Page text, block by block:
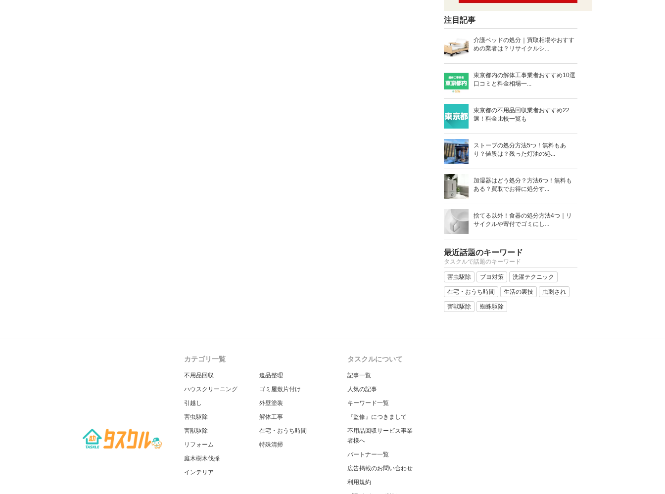
注目記事
介護ベッドの処分｜買取相場やおすす
めの業者は？リサイクルシ...
東京都内の解体工事業者おすすめ10選
口コミと料金相場一...
東京都の不用品回収業者おすすめ22
選！料金比較一覧も
ストーブの処分方法5つ！無料もあ
り？値段は？残った灯油の処...
加湿器はどう処分？方法6つ！無料も
ある？買取でお得に処分す...
捨てる以外！食器の処分方法4つ｜リ
サイクルや寄付でゴミにし...
最近話題のキーワード
タスクルで話題のキーワード
害虫駆除 ブヨ対策 洗濯テクニック
在宅・おうち時間 生活の裏技 虫刺され
害獣駆除 蜘蛛駆除
カテゴリ一覧
不用品回収
ハウスクリーニング
引越し
害虫駆除
害獣駆除
リフォーム
庭木樹木伐採
インテリア
遺品整理
ゴミ屋敷片付け
外壁塗装
解体工事
在宅・おうち時間
特殊清掃
タスクルについて
記事一覧
人気の記事
キーワード一覧
『監修』につきまして
不用品回収サービス事業
者様へ
パートナー一覧
広告掲載のお問い合わせ
利用規約